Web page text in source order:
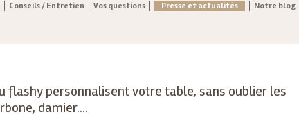
Conseils / Entretien Vos questions Presse et actualités Notre blog
flashy personnalisent votre table, sans oublier les
damier....